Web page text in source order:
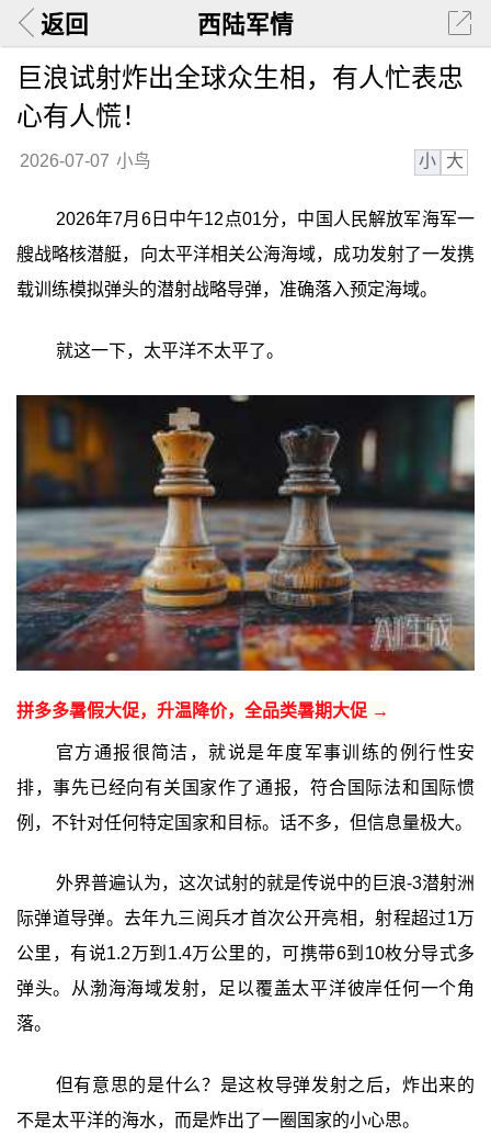
返回 西陆军情
巨浪试射炸出全球众生相，有人忙表忠
心有人慌！
2026-07-07 小鸟 小 大
2026年7月6日中午12点01分，中国人民解放军海军一
艘战略核潜艇，向太平洋相关公海海域，成功发射了一发携
载训练模拟弹头的潜射战略导弹，准确落入预定海域。
就这一下，太平洋不太平了。
拼多多暑假大促，升温降价，全品类暑期大促 →
官方通报很简洁，就说是年度军事训练的例行性安
排，事先已经向有关国家作了通报，符合国际法和国际惯
例，不针对任何特定国家和目标。话不多，但信息量极大。
外界普遍认为，这次试射的就是传说中的巨浪-3潜射洲
际弹道导弹。去年九三阅兵才首次公开亮相，射程超过1万
公里，有说1.2万到1.4万公里的，可携带6到10枚分导式多
弹头。从渤海海域发射，足以覆盖太平洋彼岸任何一个角
落。
但有意思的是什么？是这枚导弹发射之后，炸出来的
不是太平洋的海水，而是炸出了一圈国家的小心思。